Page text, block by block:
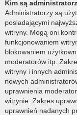
Kim są
Administratorzy są
posiadającymi
witryny. Mogą oni
funkcjonowaniem
blokowaniem
moderatorów itp.
witryny i innych
nowych
uprawnienia
witrynie. Zakres
uprawnień nadanych